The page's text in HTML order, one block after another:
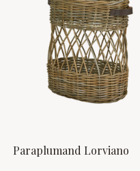
Paraplumand Lorviano